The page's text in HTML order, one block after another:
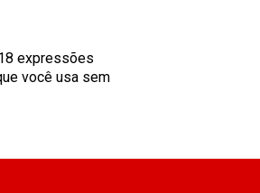
expressões
você usa sem